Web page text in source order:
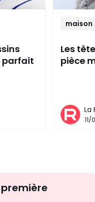
parfait
maison
Les
pièce
La
11/
première